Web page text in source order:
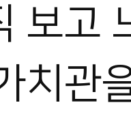
보고
치관